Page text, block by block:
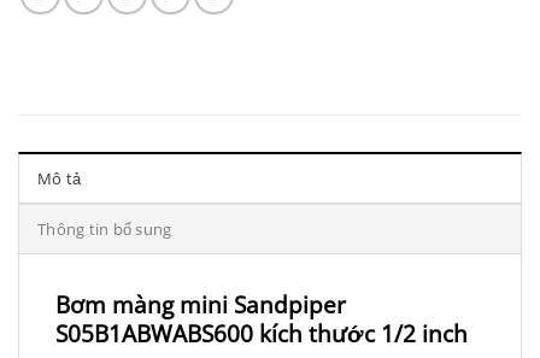
Mô tả
Thông tin bổ sung
Bơm màng mini Sandpiper
S05B1ABWABS600 kích thước 1/2 inch